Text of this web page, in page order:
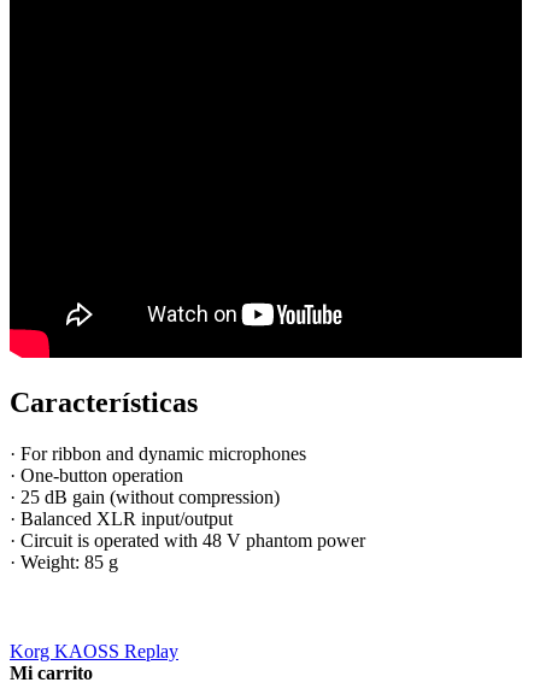
Características
· For ribbon and dynamic microphones
· One-button operation
· 25 dB gain (without compression)
· Balanced XLR input/output
· Circuit is operated with 48 V phantom power
· Weight: 85 g
Korg KAOSS Replay
Mi carrito